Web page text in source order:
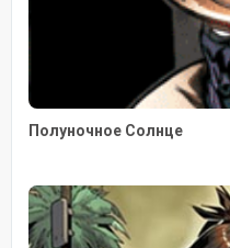
Полуночное Солнце